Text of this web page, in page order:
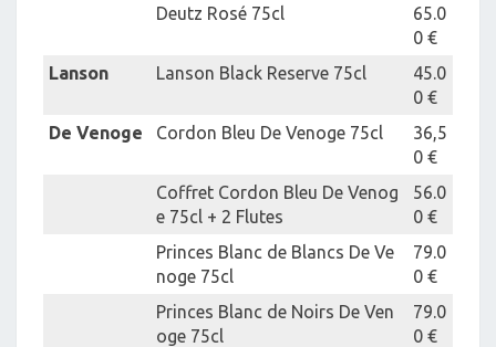
Deutz Rosé 75cl
65.0
0 €
Lanson
Lanson Black Reserve 75cl
45.0
0 €
De Venoge
Cordon Bleu De Venoge 75cl
36,5
0 €
Coffret Cordon Bleu De Venog
e 75cl + 2 Flutes
56.0
0 €
Princes Blanc de Blancs De Ve
noge 75cl
79.0
0 €
Princes Blanc de Noirs De Ven
oge 75cl
79.0
0 €